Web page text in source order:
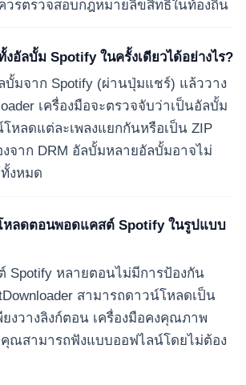
วรตรวจสอบกฎหมายลิขสิทธิ์ในท้องถิ่น
อัลบั้ม Spotify ในครั้งเดียวได้อย่างไร?
บั้มจาก Spotify (ผ่านปุ่มแชร์) แล้ววาง
เครื่องมือจะตรวจจับว่าเป็นอัลบั้ม
หลดแต่ละเพลงแยกกันหรือเป็น ZIP
จาก DRM อัลบั้มหลายอัลบั้มอาจไม่
งหมด
หลดตอนพอดแคสต์ Spotify ในรูปแบบ
Spotify หลายตอนไม่มีการป้องกัน
สามารถดาวน์โหลดเป็น
ยงวางลิงก์ตอน เครื่องมือคงคุณภาพ
ณสามารถฟังแบบออฟไลน์โดยไม่ต้อง